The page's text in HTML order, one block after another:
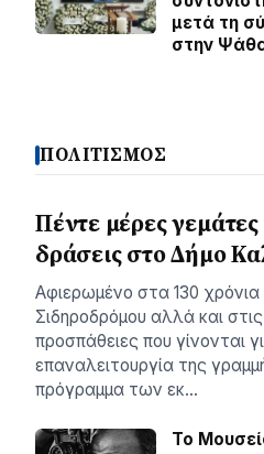
μετά τη
στην
ΠΟΛΙΤΙΣΜΟΣ
Πέντε μέρες γεμάτες
δράσεις στο Δήμο
Αφιερωμένο στα 130
Σιδηροδρόμου αλλά και
προσπάθειες που γίνονται
επαναλειτουργία της
πρόγραμμα των εκ…
Το